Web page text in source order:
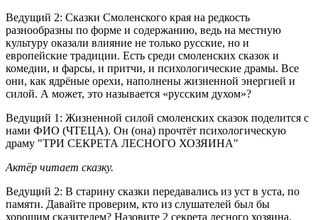
Ведущий 2: Сказки Смоленского края на редкость
разнообразны по форме и содержанию, ведь на местную
культуру оказали влияние не только русские, но и
европейские традиции. Есть среди смоленских сказок и
комедии, и фарсы, и притчи, и психологические драмы. Все
они, как ядрёные орехи, наполнены жизненной энергией и
силой. А может, это называется «русским духом»?
Ведущий 1: Жизненной силой смоленских сказок поделится с
нами ФИО (ЧТЕЦА). Он (она) прочтёт психологическую
драму "ТРИ СЕКРЕТА ЛЕСНОГО ХОЗЯИНА"
Актёр читает сказку.
Ведущий 2: В старину сказки передавались из уст в уста, по
памяти. Давайте проверим, кто из слушателей был бы
хорошим сказителем? Назовите 2 секрета лесного хозяина.